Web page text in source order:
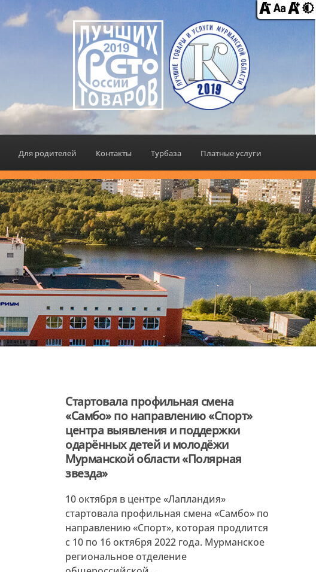
Для родителей Контакты Турбаза Платные услуги
Стартовала профильная смена
«Самбо» по направлению «Спорт»
центра выявления и поддержки
одарённых детей и молодёжи
Мурманской области «Полярная
звезда»
10 октября в центре «Лапландия»
стартовала профильная смена «Самбо» по
направлению «Спорт», которая продлится
с 10 по 16 октября 2022 года. Мурманское
региональное отделение